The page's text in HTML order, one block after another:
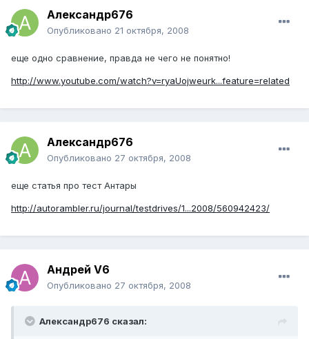
Александр676
Опубликовано 21 октября, 2008
еще одно сравнение, правда не чего не понятно!
http://www.youtube.com/watch?v=ryaUojweurk...feature=related
Александр676
Опубликовано 27 октября, 2008
еще статья про тест Антары
http://autorambler.ru/journal/testdrives/1...2008/560942423/
Андрей V6
Опубликовано 27 октября, 2008
Александр676 сказал: